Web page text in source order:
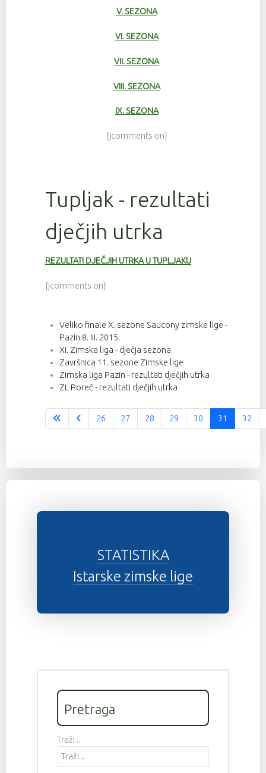
V. SEZONA
VI. SEZONA
VII. SEZONA
VIII. SEZONA
IX. SEZONA
{jcomments on}
Tupljak - rezultati
dječjih utrka
REZULTATI DJEČJIH UTRKA U TUPLJAKU
{jcomments on}
Veliko finale X. sezone Saucony zimske lige -
Pazin 8. III. 2015.
XI. Zimska liga - dječja sezona
Završnica 11. sezone Zimske lige
Zimska liga Pazin - rezultati dječjih utrka
ZL Poreč - rezultati dječjih utrka
Stranica 31 od 37
26 27 28 29 30 31 32
STATISTIKA
Istarske zimske lige
Pretraga
Traži...